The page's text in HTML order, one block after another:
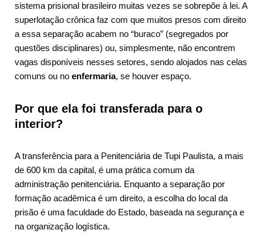
sistema prisional brasileiro muitas vezes se sobrepõe à lei. A
superlotação crônica faz com que muitos presos com direito
a essa separação acabem no “buraco” (segregados por
questões disciplinares) ou, simplesmente, não encontrem
vagas disponíveis nesses setores, sendo alojados nas celas
comuns ou no enfermaria, se houver espaço.
Por que ela foi transferada para o
interior?
A transferência para a Penitenciária de Tupi Paulista, a mais
de 600 km da capital, é uma prática comum da
administração penitenciária. Enquanto a separação por
formação acadêmica é um direito, a escolha do local da
prisão é uma faculdade do Estado, baseada na segurança e
na organização logística.